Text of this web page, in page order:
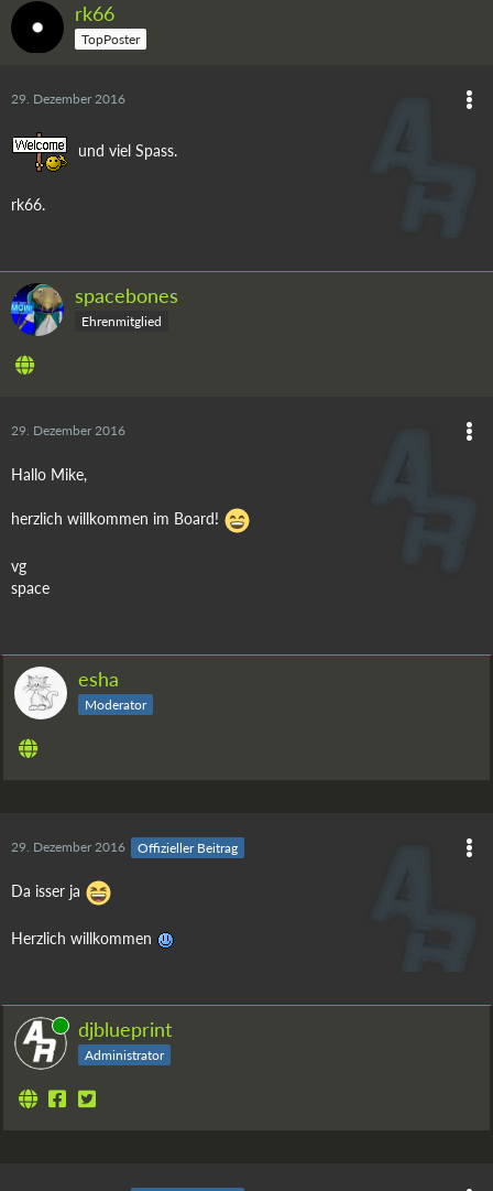
rk66
TopPoster
29. Dezember 2016
und viel Spass.
rk66.
spacebones
Ehrenmitglied
29. Dezember 2016
Hallo Mike,
herzlich willkommen im Board!
vg
space
esha
Moderator
29. Dezember 2016 Offizieller Beitrag
Da isser ja
Herzlich willkommen
Online djblueprint
Administrator